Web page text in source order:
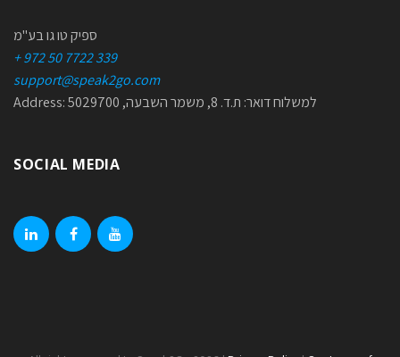
ספיק טו גו בע"מ
+ 972 50 7722 339
support@speak2go.com
Address: למשלוח דואר: ת.ד. 8, משמר השבעה, 5029700
SOCIAL MEDIA